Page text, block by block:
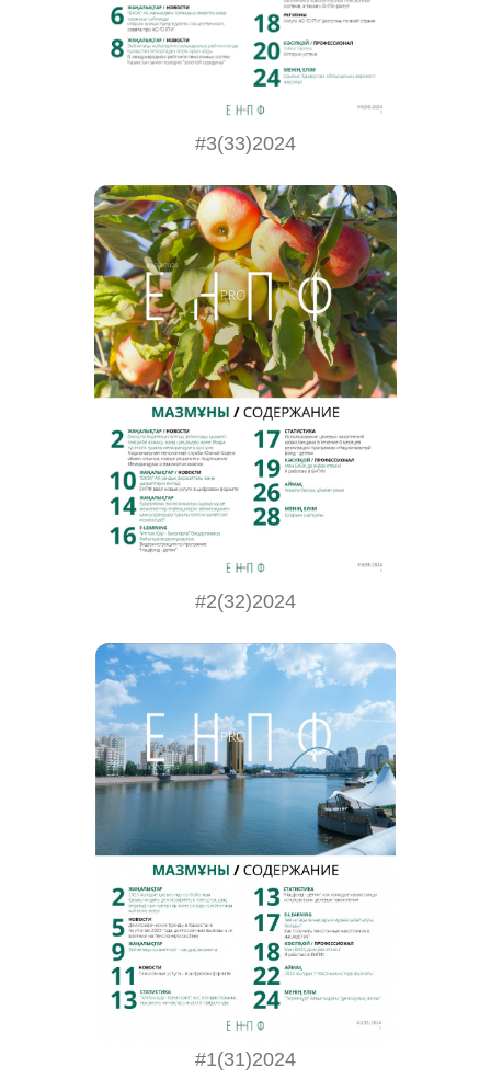
#3(33)2024
#2(32)2024
#1(31)2024